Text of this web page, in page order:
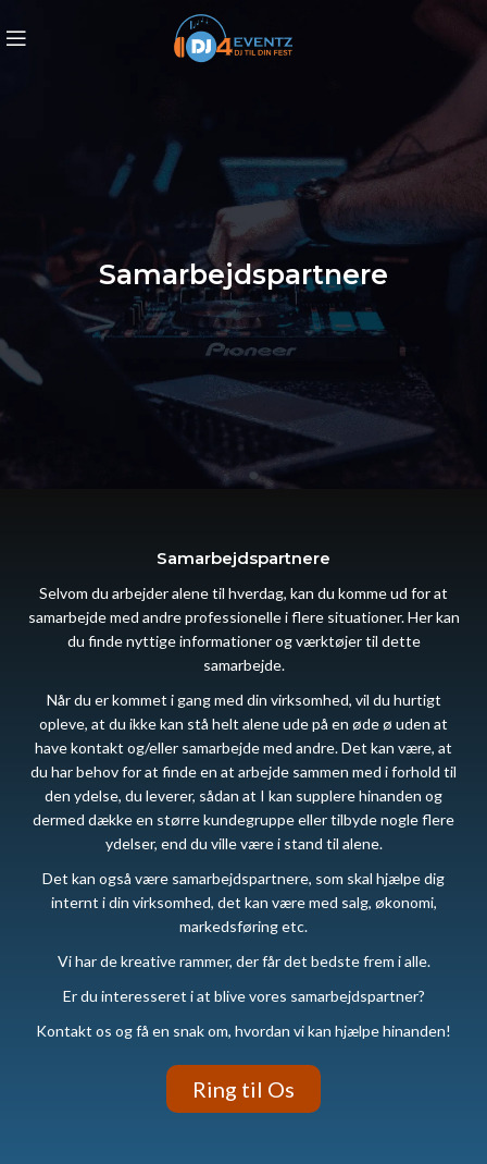
Samarbejdspartnere
Samarbejdspartnere
Selvom du arbejder alene til hverdag, kan du komme ud for at
samarbejde med andre professionelle i flere situationer. Her kan
du finde nyttige informationer og værktøjer til dette
samarbejde.
Når du er kommet i gang med din virksomhed, vil du hurtigt
opleve, at du ikke kan stå helt alene ude på en øde ø uden at
have kontakt og/eller samarbejde med andre. Det kan være, at
du har behov for at finde en at arbejde sammen med i forhold til
den ydelse, du leverer, sådan at I kan supplere hinanden og
dermed dække en større kundegruppe eller tilbyde nogle flere
ydelser, end du ville være i stand til alene.
Det kan også være samarbejdspartnere, som skal hjælpe dig
internt i din virksomhed, det kan være med salg, økonomi,
markedsføring etc.
Vi har de kreative rammer, der får det bedste frem i alle.
Er du interesseret i at blive vores samarbejdspartner?
Kontakt os og få en snak om, hvordan vi kan hjælpe hinanden!
Ring til Os